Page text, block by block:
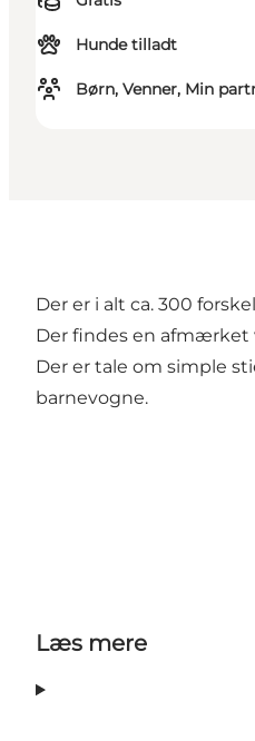
Hunde tilladt
Børn, Venner, Min
Der er i alt ca. 300
Der findes en afmærket
Der er tale om simple
barnevogne.
Læs mere